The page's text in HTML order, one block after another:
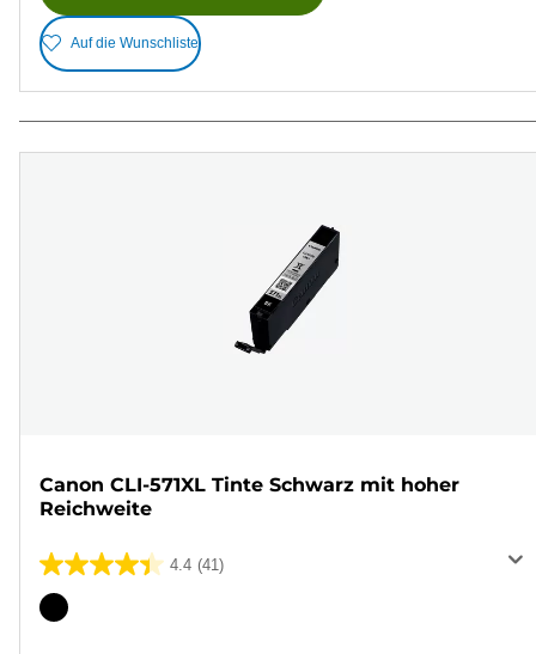
Auf die Wunschliste
Canon CLI-571XL Tinte Schwarz mit hoher
Reichweite
4.4 (41)
4.4
von
Farbpatrone